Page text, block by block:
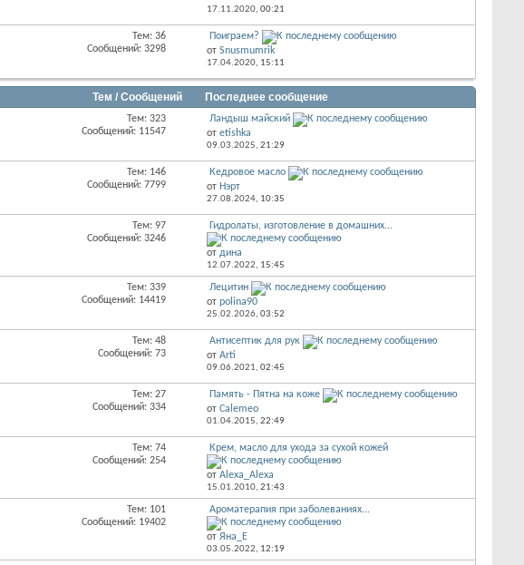
17.11.2020, 00:21
Тем: 36
Сообщений: 3298
Поиграем?
от Snusmumrik
17.04.2020, 15:11
Тем / Сообщений Последнее сообщение
Тем: 323
Сообщений: 11547
Ландыш майский
от etishka
09.03.2025, 21:29
Тем: 146
Сообщений: 7799
Кедровое масло
от Нэрт
27.08.2024, 10:35
Тем: 97
Сообщений: 3246
Гидролаты, изготовление в домашних...
от дина
12.07.2022, 15:45
Тем: 339
Сообщений: 14419
Лецитин
от polina90
25.02.2026, 03:52
Тем: 48
Сообщений: 73
Антисептик для рук
от Arti
09.06.2021, 02:45
Тем: 27
Сообщений: 334
Память - Пятна на коже
от Calemeo
01.04.2015, 22:49
Тем: 74
Сообщений: 254
Крем, масло для ухода за сухой кожей
от Alexa_Alexa
15.01.2010, 21:43
Тем: 101
Сообщений: 19402
Ароматерапия при заболеваниях...
от Яна_Е
03.05.2022, 12:19